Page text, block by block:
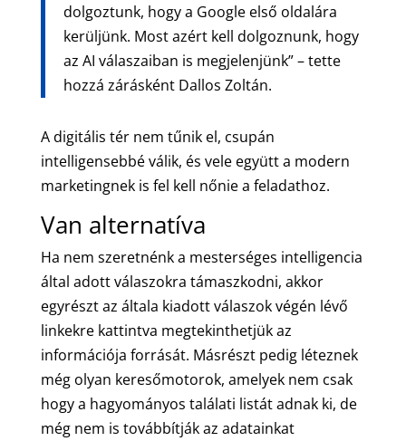
dolgoztunk, hogy a Google első oldalára
kerüljünk. Most azért kell dolgoznunk, hogy
az AI válaszaiban is megjelenjünk” – tette
hozzá zárásként Dallos Zoltán.
A digitális tér nem tűnik el, csupán
intelligensebbé válik, és vele együtt a modern
marketingnek is fel kell nőnie a feladathoz.
Van alternatíva
Ha nem szeretnénk a mesterséges intelligencia
által adott válaszokra támaszkodni, akkor
egyrészt az általa kiadott válaszok végén lévő
linkekre kattintva megtekinthetjük az
információja forrását. Másrészt pedig léteznek
még olyan keresőmotorok, amelyek nem csak
hogy a hagyományos találati listát adnak ki, de
még nem is továbbítják az adatainkat